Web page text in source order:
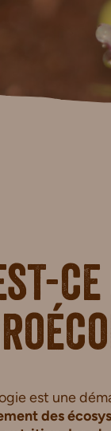
est une
des